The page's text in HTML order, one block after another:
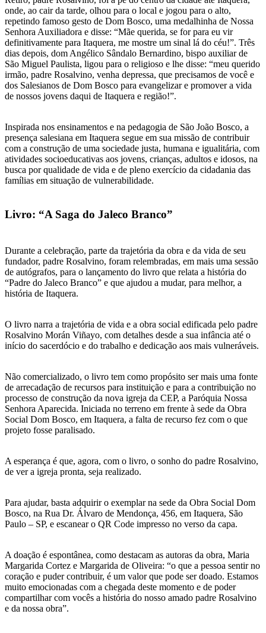
onde, ao cair da tarde, olhou para o local e jogou para o alto,
repetindo famoso gesto de Dom Bosco, uma medalhinha de Nossa
Senhora Auxiliadora e disse: “Mãe querida, se for para eu vir
definitivamente para Itaquera, me mostre um sinal lá do céu!”. Três
dias depois, dom Angélico Sândalo Bernardino, bispo auxiliar de
São Miguel Paulista, ligou para o religioso e lhe disse: “meu querido
irmão, padre Rosalvino, venha depressa, que precisamos de você e
dos Salesianos de Dom Bosco para evangelizar e promover a vida
de nossos jovens daqui de Itaquera e região!”.
Inspirada nos ensinamentos e na pedagogia de São João Bosco, a
presença salesiana em Itaquera segue em sua missão de contribuir
com a construção de uma sociedade justa, humana e igualitária, com
atividades socioeducativas aos jovens, crianças, adultos e idosos, na
busca por qualidade de vida e de pleno exercício da cidadania das
famílias em situação de vulnerabilidade.
Livro: “A Saga do Jaleco Branco”
Durante a celebração, parte da trajetória da obra e da vida de seu
fundador, padre Rosalvino, foram relembradas, em mais uma sessão
de autógrafos, para o lançamento do livro que relata a história do
“Padre do Jaleco Branco” e que ajudou a mudar, para melhor, a
história de Itaquera.
O livro narra a trajetória de vida e a obra social edificada pelo padre
Rosalvino Morán Viñayo, com detalhes desde a sua infância até o
início do sacerdócio e do trabalho e dedicação aos mais vulneráveis.
Não comercializado, o livro tem como propósito ser mais uma fonte
de arrecadação de recursos para instituição e para a contribuição no
processo de construção da nova igreja da CEP, a Paróquia Nossa
Senhora Aparecida. Iniciada no terreno em frente à sede da Obra
Social Dom Bosco, em Itaquera, a falta de recurso fez com o que
projeto fosse paralisado.
A esperança é que, agora, com o livro, o sonho do padre Rosalvino,
de ver a igreja pronta, seja realizado.
Para ajudar, basta adquirir o exemplar na sede da Obra Social Dom
Bosco, na Rua Dr. Álvaro de Mendonça, 456, em Itaquera, São
Paulo – SP, e escanear o QR Code impresso no verso da capa.
A doação é espontânea, como destacam as autoras da obra, Maria
Margarida Cortez e Margarida de Oliveira: “o que a pessoa sentir no
coração e puder contribuir, é um valor que pode ser doado. Estamos
muito emocionadas com a chegada deste momento e de poder
compartilhar com vocês a história do nosso amado padre Rosalvino
e da nossa obra”.